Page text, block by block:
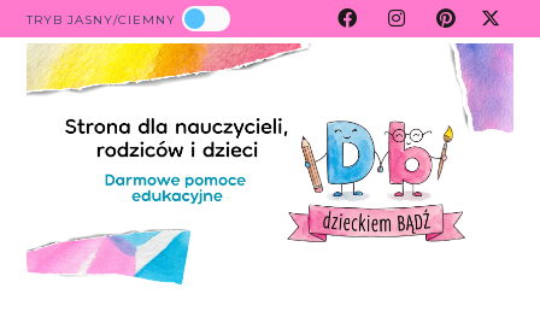
TRYB JASNY/CIEMNY